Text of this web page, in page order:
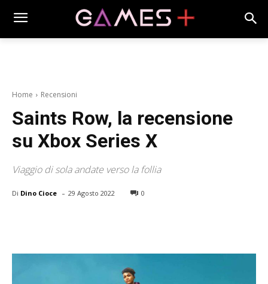
Home Recensioni
Saints Row, la recensione
su Xbox Series X
Viaggio di sola andate verso la follia
Di Dino Cioce - 29 Agosto 2022 0